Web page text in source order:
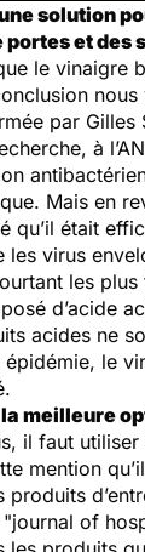
solution
portes et des
le vinaigre
par Gilles
à
Mais en
qu’il était
virus
les plus
d’acide
acides ne
le
meilleure
il faut
mention
of